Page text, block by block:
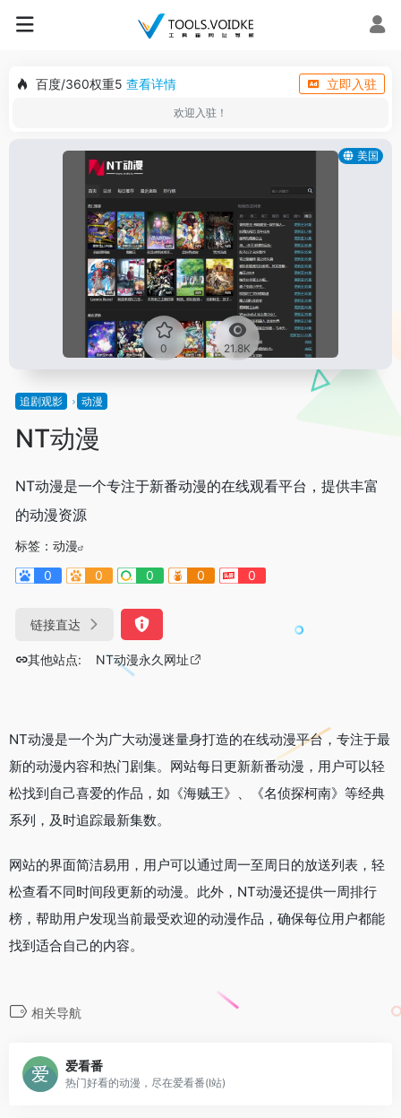
百度/360权重5 查看详情 立即入驻
欢迎入驻！
美国
0 21.8K
追剧观影 动漫
NT动漫
NT动漫是一个专注于新番动漫的在线观看平台，提供丰富
的动漫资源
标签： 动漫
0
0 0 0 0
链接直达
其他站点: NT动漫永久网址
NT动漫是一个为广大动漫迷量身打造的在线动漫平台，专注于最
新的动漫内容和热门剧集。网站每日更新新番动漫，用户可以轻
松找到自己喜爱的作品，如《海贼王》、《名侦探柯南》等经典
系列，及时追踪最新集数。
网站的界面简洁易用，用户可以通过周一至周日的放送列表，轻
松查看不同时间段更新的动漫。此外，NT动漫还提供一周排行
榜，帮助用户发现当前最受欢迎的动漫作品，确保每位用户都能
找到适合自己的内容。
相关导航
爱看番
热门好看的动漫，尽在爱看番(I站)